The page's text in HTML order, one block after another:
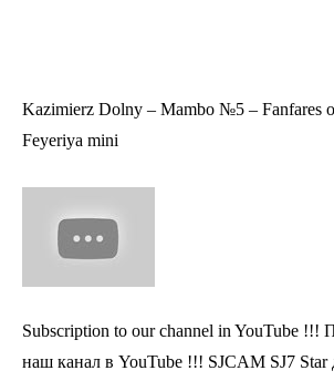
Kazimierz Dolny – Mambo №5 – Fanfares
Feyeriya mini
Subscription to our channel in YouTube !!!
наш канал в YouTube !!! SJCAM SJ7 Star